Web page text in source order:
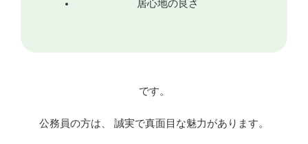
居心地の良さ
です。
公務員の方は、 誠実で真面目な魅力があります。